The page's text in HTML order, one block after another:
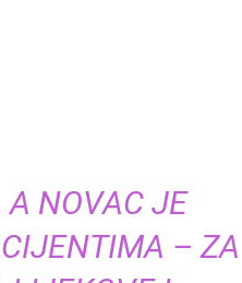
A NOVAC JE
– ZA